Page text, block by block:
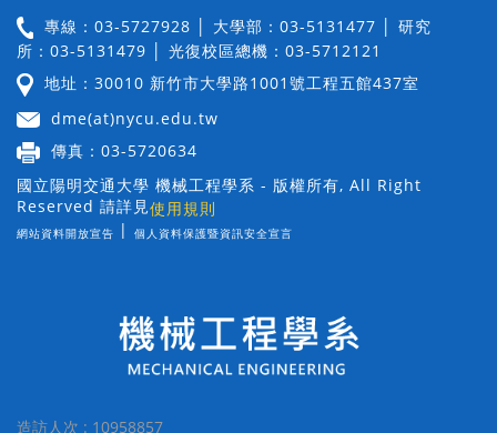
專線：03-5727928 │ 大學部：03-5131477 │ 研究
所：03-5131479 │ 光復校區總機：03-5712121
地址：30010 新竹市大學路1001號工程五館437室
dme(at)nycu.edu.tw
傳真：03-5720634
國立陽明交通大學 機械工程學系 - 版權所有, All Right
Reserved 請詳見使用規則
網站資料開放宣告 | 個人資料保護暨資訊安全宣言
造訪人次 : 10958857